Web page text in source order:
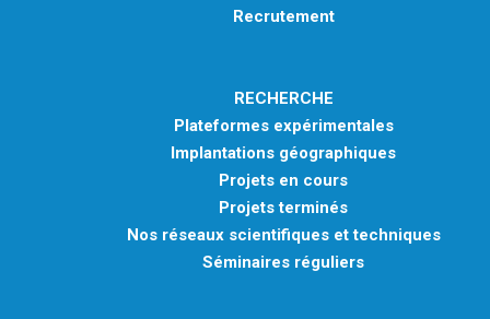
Recrutement
RECHERCHE
Plateformes expérimentales
Implantations géographiques
Projets en cours
Projets terminés
Nos réseaux scientifiques et techniques
Séminaires réguliers